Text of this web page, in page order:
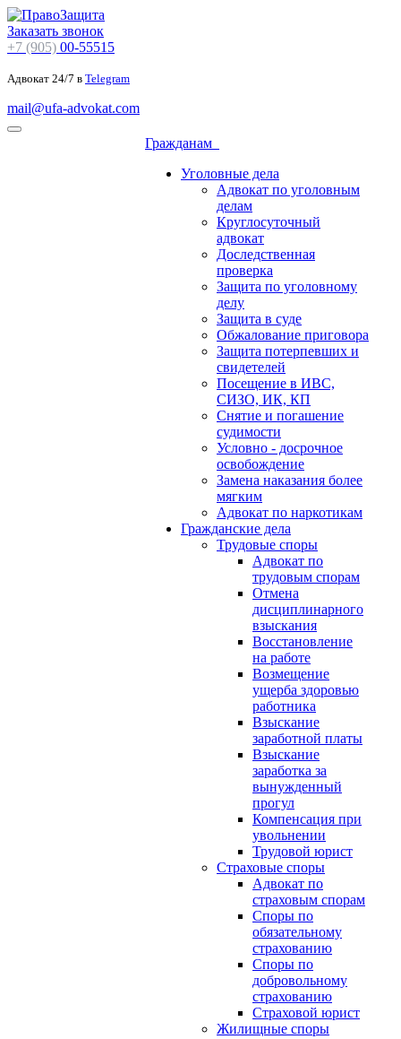
Заказать звонок
+7 (905) 00-55515
Адвокат 24/7 в Telegram
mail@ufa-advokat.com
Гражданам
Уголовные дела
Адвокат по уголовным
делам
Круглосуточный
адвокат
Доследственная
проверка
Защита по уголовному
делу
Защита в суде
Обжалование приговора
Защита потерпевших и
свидетелей
Посещение в ИВС,
СИЗО, ИК, КП
Снятие и погашение
судимости
Условно - досрочное
освобождение
Замена наказания более
мягким
Адвокат по наркотикам
Гражданские дела
Трудовые споры
Адвокат по
трудовым спорам
Отмена
дисциплинарного
взыскания
Восстановление
на работе
Возмещение
ущерба здоровью
работника
Взыскание
заработной платы
Взыскание
заработка за
вынужденный
прогул
Компенсация при
увольнении
Трудовой юрист
Страховые споры
Адвокат по
страховым спорам
Споры по
обязательному
страхованию
Споры по
добровольному
страхованию
Страховой юрист
Жилищные споры